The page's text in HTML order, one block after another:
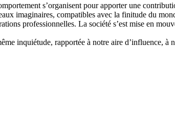
s’organisent pour apporter une
imaginaires, compatibles avec la finitude du
professionnelles. La société s’est mise en
inquiétude, rapportée à notre aire d’influence, à